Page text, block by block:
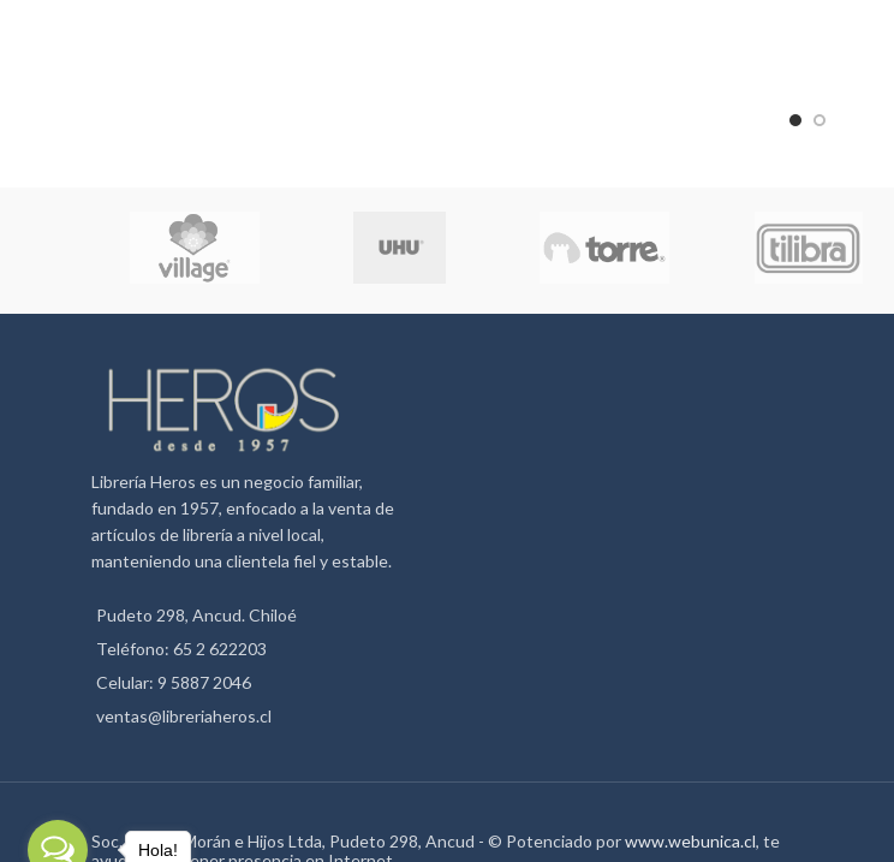
Librería Heros es un negocio familiar,
fundado en 1957, enfocado a la venta de
artículos de librería a nivel local,
manteniendo una clientela fiel y estable.
Pudeto 298, Ancud. Chiloé
Teléfono: 65 2 622203
Celular: 9 5887 2046
ventas@libreriaheros.cl
Soc. Héctor Morán e Hijos Ltda, Pudeto 298, Ancud - © Potenciado porwww.webunica.cl, te
Hola!